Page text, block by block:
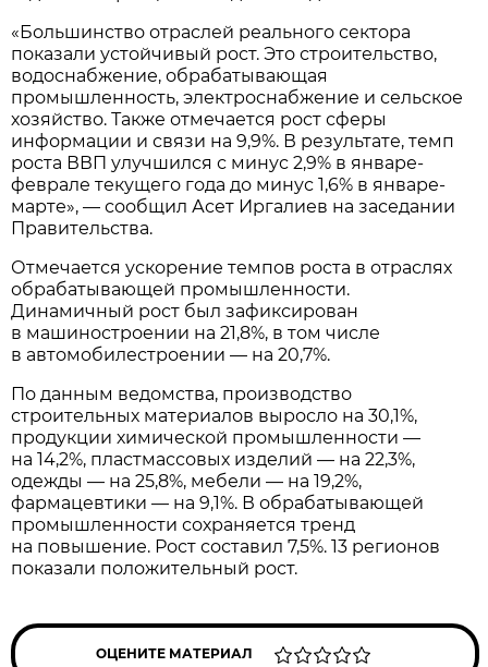
«Большинство отраслей реального сектора
показали устойчивый рост. Это строительство,
водоснабжение, обрабатывающая
промышленность, электроснабжение и сельское
хозяйство. Также отмечается рост сферы
информации и связи на 9,9%. В результате, темп
роста ВВП улучшился с минус 2,9% в январе-
феврале текущего года до минус 1,6% в январе-
марте», — сообщил Асет Иргалиев на заседании
Правительства.
Отмечается ускорение темпов роста в отраслях
обрабатывающей промышленности.
Динамичный рост был зафиксирован
в машиностроении на 21,8%, в том числе
в автомобилестроении — на 20,7%.
По данным ведомства, производство
строительных материалов выросло на 30,1%,
продукции химической промышленности —
на 14,2%, пластмассовых изделий — на 22,3%,
одежды — на 25,8%, мебели — на 19,2%,
фармацевтики — на 9,1%. В обрабатывающей
промышленности сохраняется тренд
на повышение. Рост составил 7,5%. 13 регионов
показали положительный рост.
ОЦЕНИТЕ МАТЕРИАЛ